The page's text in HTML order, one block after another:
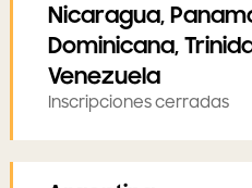
Nicaragua,
Dominicana,
Venezuela
Inscripciones cerradas